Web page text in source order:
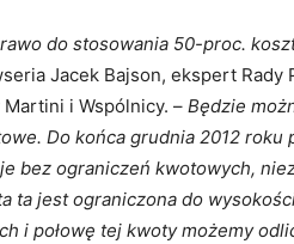
do stosowania 50-proc.
Jacek Bajson, ekspert Rady
i Wspólnicy. – Będzie
Do końca grudnia 2012
bez ograniczeń kwotowych,
ta jest ograniczona do
i połowę tej kwoty możemy